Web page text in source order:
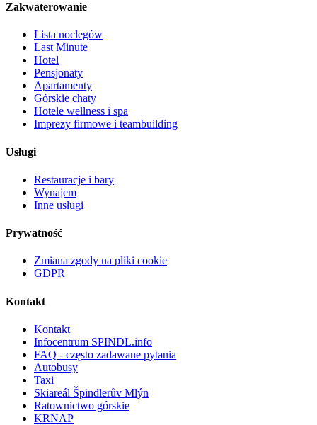
Zakwaterowanie
Lista noclegów
Last Minute
Hotel
Pensjonaty
Apartamenty
Górskie chaty
Hotele wellness i spa
Imprezy firmowe i teambuilding
Usługi
Restauracje i bary
Wynajem
Inne usługi
Prywatność
Zmiana zgody na pliki cookie
GDPR
Kontakt
Kontakt
Infocentrum SPINDL.info
FAQ - często zadawane pytania
Autobusy
Taxi
Skiareál Špindlerův Mlýn
Ratownictwo górskie
KRNAP